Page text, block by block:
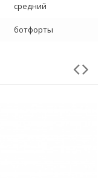
средний
ботфорты